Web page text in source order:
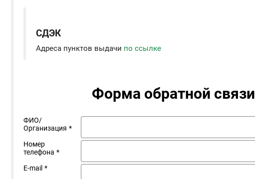
СДЭК
Адреса пунктов выдачи по ссылке
Форма обратной связи
ФИО/
Организация *
Номер
телефона *
E-mail *